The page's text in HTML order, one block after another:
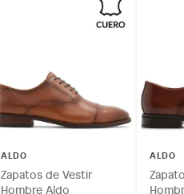
ALDO
Zapatos de Vestir
Hombre Aldo
ALDO